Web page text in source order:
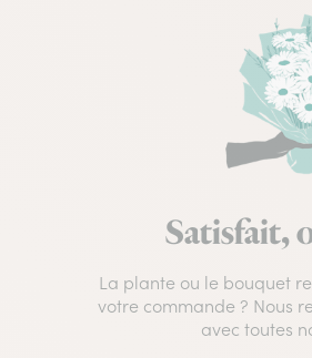
Satisfait,
La plante ou le bouquet
votre commande ? Nous
avec toutes